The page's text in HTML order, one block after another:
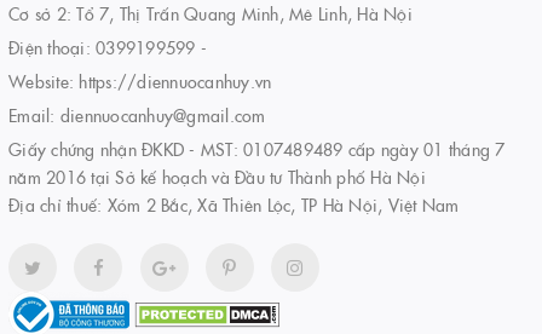
Cơ sở 2: Tổ 7, Thị Trấn Quang Minh, Mê Linh, Hà Nội
Điện thoại: 0399199599 -
Website: https://diennuocanhuy.vn
Email: diennuocanhuy@gmail.com
Giấy chứng nhận ĐKKD - MST: 0107489489 cấp ngày 01 tháng 7
năm 2016 tại Sở kế hoạch và Đầu tư Thành phố Hà Nội
Địa chỉ thuế: Xóm 2 Bắc, Xã Thiên Lộc, TP Hà Nội, Việt Nam